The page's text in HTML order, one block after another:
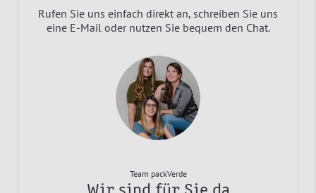
Rufen Sie uns einfach direkt an, schreiben Sie uns
eine E-Mail oder nutzen Sie bequem den Chat.
Team packVerde